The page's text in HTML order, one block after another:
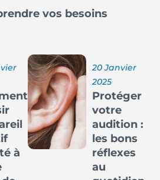
vos besoins
à
20 Janvier
2025
Protéger
votre
audition :
les bons
réflexes
au